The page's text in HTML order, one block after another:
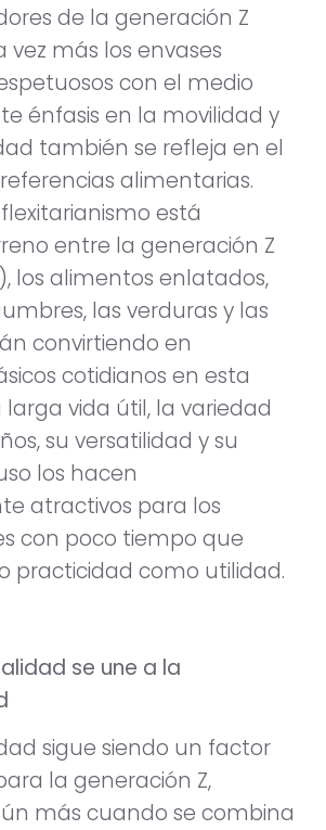
de la generación Z
más los envases
con el medio
énfasis en la movilidad y
también se refleja en el
alimentarias.
está
entre la generación Z
los alimentos enlatados,
las verduras y las
convirtiendo en
cotidianos en esta
larga vida útil, la variedad
su versatilidad y su
los hacen
atractivos para los
con poco tiempo que
practicidad como utilidad.
se une a la
sigue siendo un factor
la generación Z,
más cuando se combina